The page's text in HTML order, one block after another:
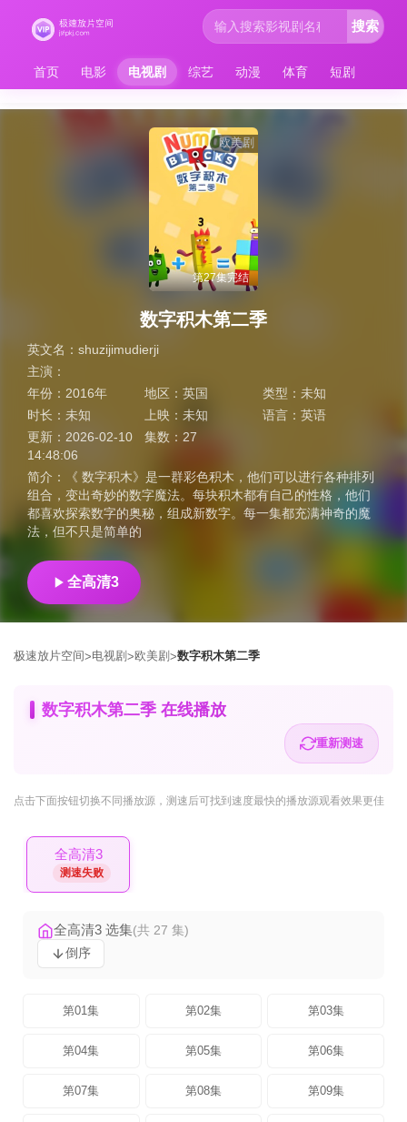
首页 电影 电视剧 综艺 动漫 体育 短剧
搜索
欧美剧
第27集完结
数字积木第二季
英文名： shuzijimudierji
主演：
年份： 2016年 地区：英国 类型： 未知
时长： 未知 上映：未知 语言： 英语
更新： 2026-02-10
14:48:06
集数： 27
简介：
《 数字积木》是一群彩色积木，他们可以进行各种排列
组合，变出奇妙的数字魔法。每块积木都有自己的性格，他们
都喜欢探索数字的奥秘，组成新数字。每一集都充满神奇的魔
法，但不只是简单的
全高清3
极速放片空间>电视剧 >欧美剧 >数字积木第二季
数字积木第二季 在线播放
重新测速
点击下面按钮切换不同播放源 ，测速后可找到速度最快的播放源观看效果更佳
全高清3
测速失败
全高清3 选集(共 27 集)
倒序
第01集 第02集 第03集
第04集 第05集 第06集
第07集 第08集 第09集